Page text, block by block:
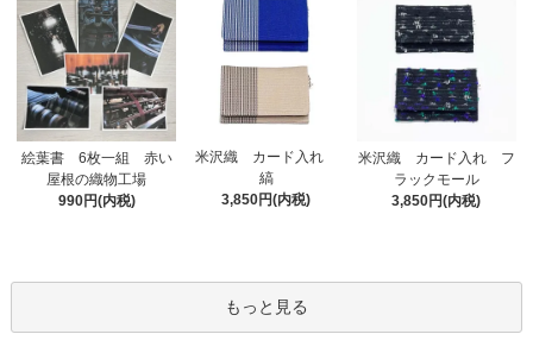
絵葉書 6枚一組 赤い
屋根の織物工場
990円(内税)
米沢織 カード入れ
縞
3,850円(内税)
米沢織 カード入れ フ
ラックモール
3,850円(内税)
もっと見る